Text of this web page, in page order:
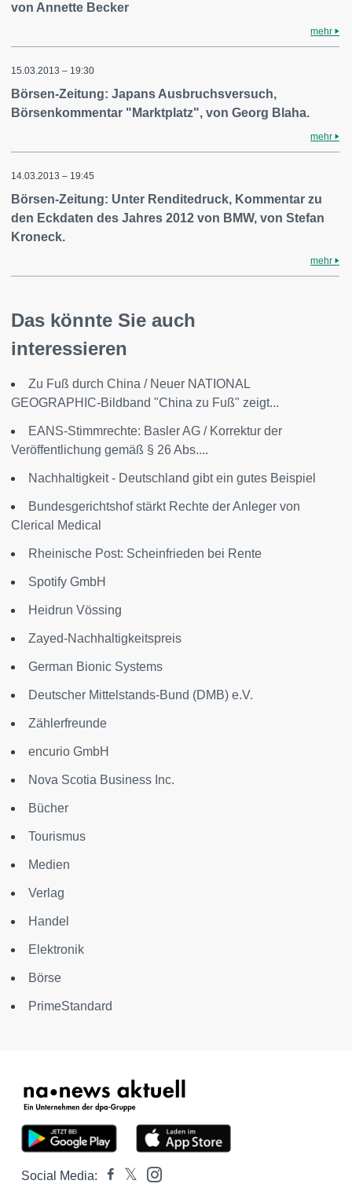
von Annette Becker
mehr
15.03.2013 – 19:30
Börsen-Zeitung: Japans Ausbruchsversuch,
Börsenkommentar "Marktplatz", von Georg Blaha.
mehr
14.03.2013 – 19:45
Börsen-Zeitung: Unter Renditedruck, Kommentar zu
den Eckdaten des Jahres 2012 von BMW, von Stefan
Kroneck.
mehr
Das könnte Sie auch
interessieren
Zu Fuß durch China / Neuer NATIONAL
GEOGRAPHIC-Bildband "China zu Fuß" zeigt...
EANS-Stimmrechte: Basler AG / Korrektur der
Veröffentlichung gemäß § 26 Abs....
Nachhaltigkeit - Deutschland gibt ein gutes Beispiel
Bundesgerichtshof stärkt Rechte der Anleger von
Clerical Medical
Rheinische Post: Scheinfrieden bei Rente
Spotify GmbH
Heidrun Vössing
Zayed-Nachhaltigkeitspreis
German Bionic Systems
Deutscher Mittelstands-Bund (DMB) e.V.
Zählerfreunde
encurio GmbH
Nova Scotia Business Inc.
Bücher
Tourismus
Medien
Verlag
Handel
Elektronik
Börse
PrimeStandard
Social Media: